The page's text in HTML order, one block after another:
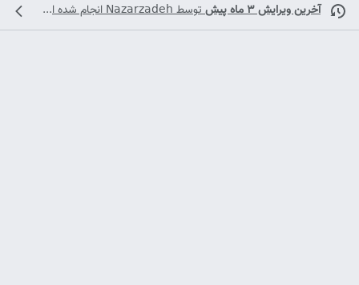
آخرین ویرایش ۳ ماه پیش توسطNazarzadehانجام شده است